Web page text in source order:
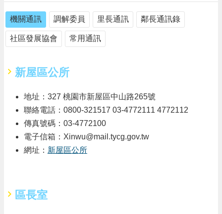
生
活
便
資
訊
料
機關通訊 調解委員 里長通訊 鄰長通訊錄
社區發展協會 常用通訊
新屋區公所
地址：327 桃園市新屋區中山路265號
聯絡電話：0800-321517 03-4772111 4772112
傳真號碼：03-4772100
電子信箱：Xinwu@mail.tycg.gov.tw
網址： 新屋區公所
區長室